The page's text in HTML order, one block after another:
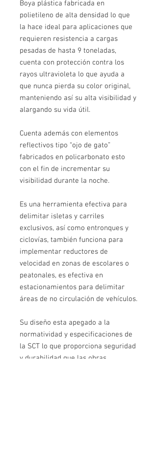
Boya plástica fabricada en
polietileno de alta densidad lo que
la hace ideal para aplicaciones que
requieren resistencia a cargas
pesadas de hasta 9 toneladas,
cuenta con protección contra los
rayos ultravioleta lo que ayuda a
que nunca pierda su color original,
manteniendo así su alta visibilidad y
alargando su vida útil.
Cuenta además con elementos
reflectivos tipo “ojo de gato”
fabricados en policarbonato esto
con el fin de incrementar su
visibilidad durante la noche.
Es una herramienta efectiva para
delimitar isletas y carriles
exclusivos, así como entronques y
ciclovías, también funciona para
implementar reductores de
velocidad en zonas de escolares o
peatonales, es efectiva en
estacionamientos para delimitar
áreas de no circulación de vehículos.
Su diseño esta apegado a la
normatividad y especificaciones de
la SCT lo que proporciona seguridad
y durabilidad que las obras